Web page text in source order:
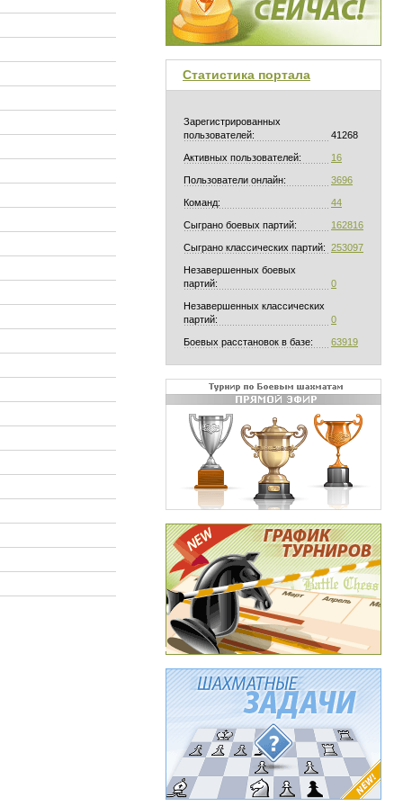
Статистика портала
Зарегистрированных
пользователей:
41268
Активных пользователей: 16
Пользователи онлайн: 3696
Команд: 44
Сыграно боевых партий: 162816
Сыграно классических партий: 253097
Незавершенных боевых
партий:
0
Незавершенных классических
партий:
0
Боевых расстановок в базе: 63919